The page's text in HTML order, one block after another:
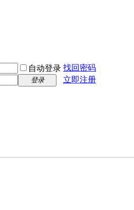
自动登录 找回密码
登录
立即注册